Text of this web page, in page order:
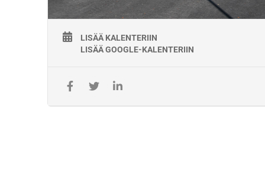
LISÄÄ KALENTERIIN
LISÄÄ GOOGLE-KALENTERIIN